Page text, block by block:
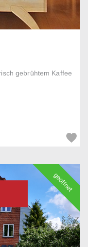
gebrühtem Kaffee
geöffnet